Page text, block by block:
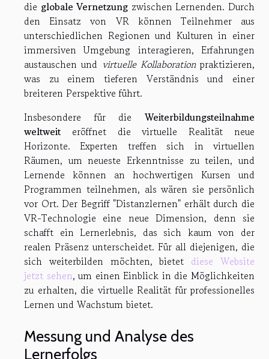
die globale Vernetzung zwischen Lernenden. Durch
den Einsatz von VR können Teilnehmer aus
unterschiedlichen Regionen und Kulturen in einer
immersiven Umgebung interagieren, Erfahrungen
austauschen und virtuelle Kollaborationpraktizieren,
was zu einem tieferen Verständnis und einer
breiteren Perspektive führt.
Insbesondere für die Weiterbildungsteilnahme
weltweiteröffnet die virtuelle Realität neue
Horizonte. Experten treffen sich in virtuellen
Räumen, um neueste Erkenntnisse zu teilen, und
Lernende können an hochwertigen Kursen und
Programmen teilnehmen, als wären sie persönlich
vor Ort. Der Begriff "Distanzlernen" erhält durch die
VR-Technologie eine neue Dimension, denn sie
schafft ein Lernerlebnis, das sich kaum von der
realen Präsenz unterscheidet. Für all diejenigen, die
sich weiterbilden möchten, bietet diese Website
jetzt sehen, um einen Einblick in die Möglichkeiten
zu erhalten, die virtuelle Realität für professionelles
Lernen und Wachstum bietet.
Messung und Analyse des
Lernerfolgs